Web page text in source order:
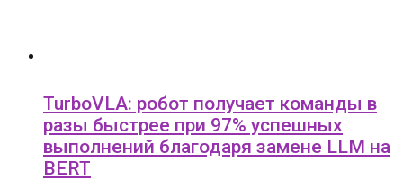
TurboVLA: робот получает команды в
разы быстрее при 97% успешных
выполнений благодаря замене LLM на
BERT